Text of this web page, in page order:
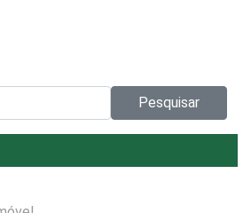
Pesquisar